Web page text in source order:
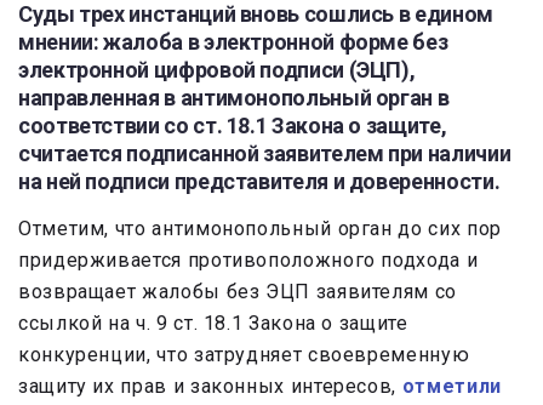
Суды трех инстанций вновь сошлись в едином
мнении: жалоба в электронной форме без
электронной цифровой подписи (ЭЦП),
направленная в антимонопольный орган в
соответствии со ст. 18.1 Закона о защите,
считается подписанной заявителем при наличии
на ней подписи представителя и доверенности.
Отметим, что антимонопольный орган до сих пор
придерживается противоположного подхода и
возвращает жалобы без ЭЦП заявителям со
ссылкой на ч. 9 ст. 18.1 Закона о защите
конкуренции, что затрудняет своевременную
защиту их прав и законных интересов, отметили